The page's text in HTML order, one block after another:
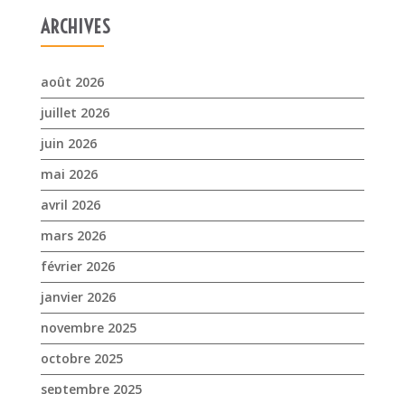
ARCHIVES
août 2026
juillet 2026
juin 2026
mai 2026
avril 2026
mars 2026
février 2026
janvier 2026
novembre 2025
octobre 2025
septembre 2025